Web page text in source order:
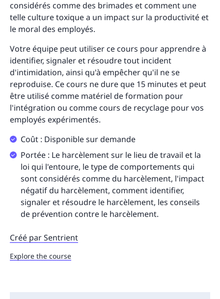
considérés comme des brimades et comment une
telle culture toxique a un impact sur la productivité et
le moral des employés.
Votre équipe peut utiliser ce cours pour apprendre à
identifier, signaler et résoudre tout incident
d'intimidation, ainsi qu'à empêcher qu'il ne se
reproduise. Ce cours ne dure que 15 minutes et peut
être utilisé comme matériel de formation pour
l'intégration ou comme cours de recyclage pour vos
employés expérimentés.
Coût : Disponible sur demande
Portée : Le harcèlement sur le lieu de travail et la
loi qui l'entoure, le type de comportements qui
sont considérés comme du harcèlement, l'impact
négatif du harcèlement, comment identifier,
signaler et résoudre le harcèlement, les conseils
de prévention contre le harcèlement.
Créé par Sentrient
Explore the course